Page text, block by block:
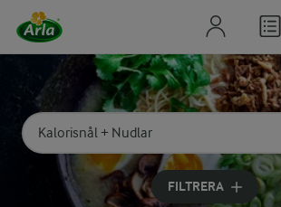
Sök på kategori eller ingrediens
Skriv in sökord för att få förslag
FILTRERA